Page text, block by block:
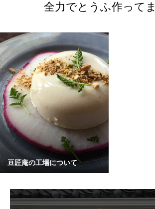
全力でとうふ作って
豆匠庵の工場について